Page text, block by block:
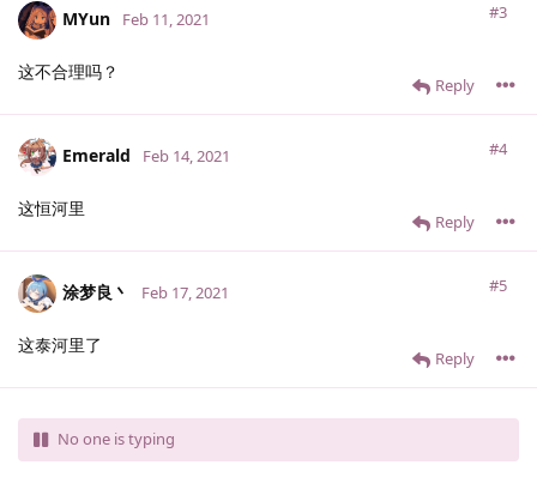
MYun #3
Feb 11, 2021
这不合理吗？
Reply
Emerald #4
Feb 14, 2021
这恒河里
Reply
涂梦良丶 #5
Feb 17, 2021
这泰河里了
Reply
No one is typing